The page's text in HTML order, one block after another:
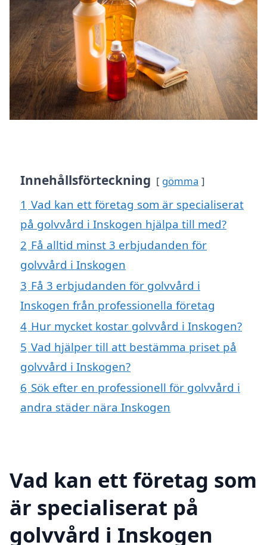
Innehållsförteckning gömma
1 Vad kan ett företag som är specialiserat
på golvvård i Inskogen hjälpa till med?
2 Få alltid minst 3 erbjudanden för
golvvård i Inskogen
3 Få 3 erbjudanden för golvvård i
Inskogen från professionella företag
4 Hur mycket kostar golvvård i Inskogen?
5 Vad hjälper till att bestämma priset på
golvvård i Inskogen?
6 Sök efter en professionell för golvvård i
andra städer nära Inskogen
Vad kan ett företag som
är specialiserat på
golvvård i Inskogen